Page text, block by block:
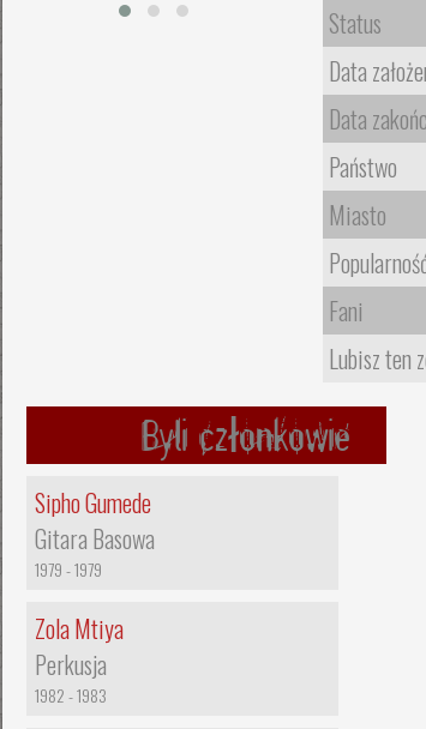
Status
Data
Data
Państwo
Miasto
Fani
Lubisz ten
Byli członkowie
Sipho Gumede
Gitara Basowa
1979 - 1979
Zola Mtiya
Perkusja
1982 - 1983